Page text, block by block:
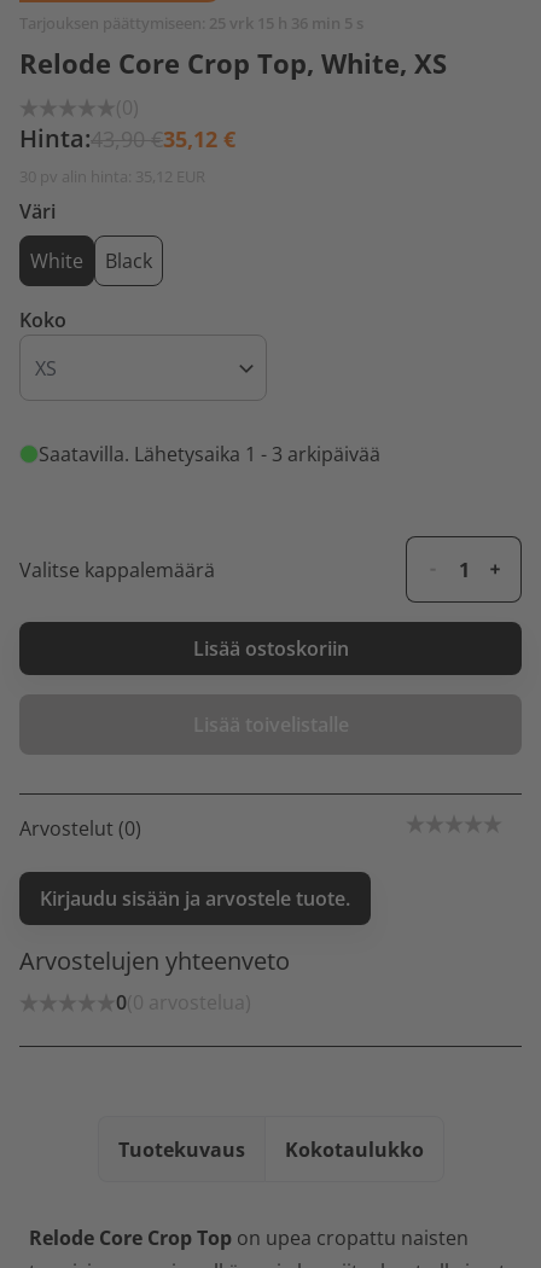
Tarjouksen päättymiseen: 25 vrk 15 h 36 min 5 s
Relode Core Crop Top, White, XS
(0)
Hinta:43,90 €35,12 €
30 pv alin hinta: 35,12 EUR
Väri
White
Black
Koko
Saatavilla. Lähetysaika 1 - 3 arkipäivää
Valitse kappalemäärä
Lisää ostoskoriin
Lisää toivelistalle
Arvostelut (0)
Kirjaudu sisään ja arvostele tuote.
Arvostelujen yhteenveto
0(0 arvostelua)
Tuotekuvaus Kokotaulukko
Relode Core Crop Top on upea cropattu naisten